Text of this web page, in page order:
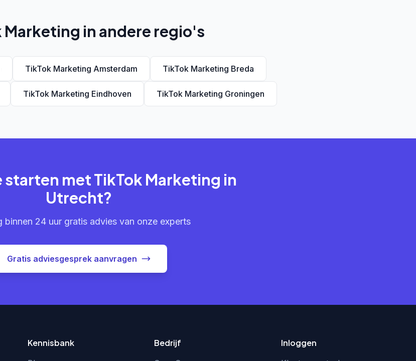
Marketing in andere regio's
TikTok Marketing Amsterdam TikTok Marketing Breda
TikTok Marketing Eindhoven TikTok Marketing Groningen
starten met TikTok Marketing in
Utrecht?
binnen 24 uur gratis advies van onze experts
Gratis adviesgesprek aanvragen
Kennisbank Bedrijf Inloggen